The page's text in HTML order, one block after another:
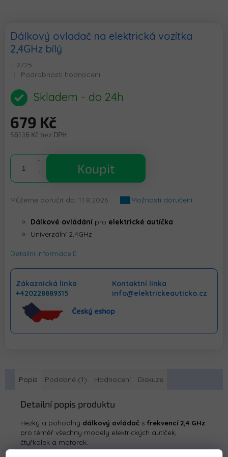
Dálkový ovladač na elektrická vozítka
2,4GHz bílý
L-2725
Průměrné
produktu
je
z
5
Podrobnosti hodnocení
Skladem - do 24h
679 Kč
561,16 Kč bez DPH
cena:
Koupit
Můžeme doručit do: 11.8.2026 Možnosti doručení
Dálkové ovládání pro elektrické autíčka
Univerzální 2,4GHz
Detailní informace
Zákaznická linka
+420228889315
Kontaktní linka
info@elektrickeauticko.cz
Popis Podobné (1) Hodnocení Diskuze
Detailní popis produktu
Hezký a pohodlný dálkový ovládač s frekvencí 2,4 GHz
pro téměř všechny modely elektrických autíček,
čtyřkolek a motorek.